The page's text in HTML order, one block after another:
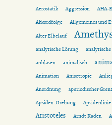
Aerostatik
Aggression AHA-
Akkordfolge Allgemeines und
Alter Elbelauf
analytische Lösung
anblasen
animalisch
Animation Anisotropie
Anordnung
aperiodischer
Apsiden-Drehung
Apsidenlinie
Aristoteles Arndt Kaden